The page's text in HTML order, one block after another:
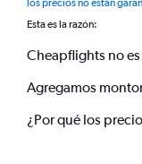
los precios no están
Esta es la razón:
Cheapflights no
Agregamos
¿Por qué los